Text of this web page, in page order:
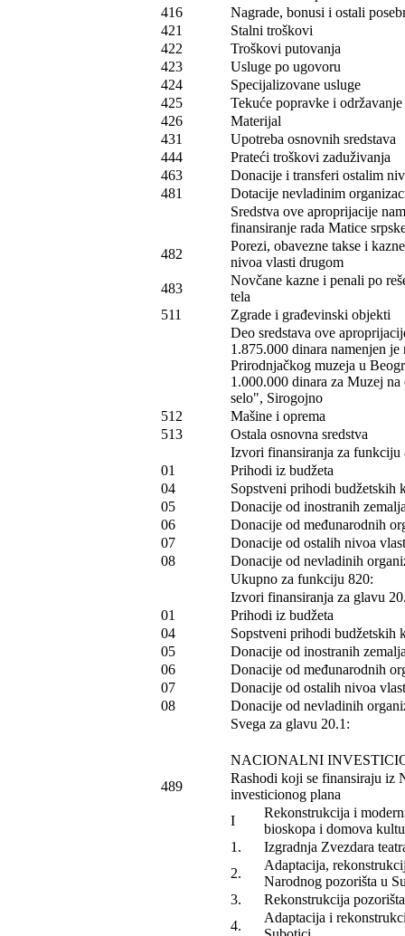
416
Nagrade, bonusi i ostali
421
Stalni troškovi
422
Troškovi putovanja
423
Usluge po ugovoru
424
Specijalizovane usluge
425
Tekuće popravke i
426
Materijal
431
Upotreba osnovnih sredstava
444
Prateći troškovi zaduživanja
463
Donacije i transferi ostalim
481
Dotacije nevladinim
Sredstva ove aproprijacije
finansiranje rada Matice
482
Porezi, obavezne takse i
nivoa vlasti drugom
483
Novčane kazne i penali po
tela
511
Zgrade i građevinski objekti
Deo sredstava ove
1.875.000 dinara namenjen
Prirodnjačkog muzeja u
1.000.000 dinara za Muzej
selo", Sirogojno
512
Mašine i oprema
513
Ostala osnovna sredstva
Izvori finansiranja za funkciju
01
Prihodi iz budžeta
04
Sopstveni prihodi budžetskih
05
Donacije od inostranih
06
Donacije od međunarodnih
07
Donacije od ostalih nivoa
08
Donacije od nevladinih
Ukupno za funkciju 820:
Izvori finansiranja za glavu
01
Prihodi iz budžeta
04
Sopstveni prihodi budžetskih
05
Donacije od inostranih
06
Donacije od međunarodnih
07
Donacije od ostalih nivoa
08
Donacije od nevladinih
Svega za glavu 20.1:
NACIONALNI
489
Rashodi koji se finansiraju iz
investicionog plana
I
Rekonstrukcija i
bioskopa i domova
1.
Izgradnja Zvezdara
2.
Adaptacija,
Narodnog pozorišta u
3.
Rekonstrukcija
4.
Adaptacija i